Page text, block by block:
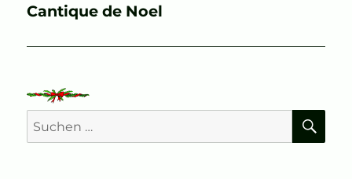
Nächster
Cantique de Noel
Suchen
nach: